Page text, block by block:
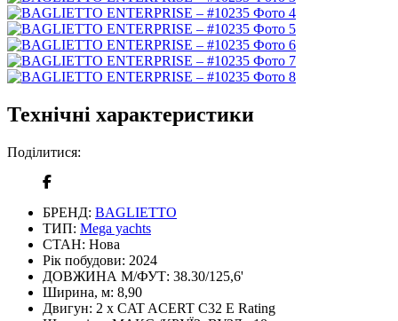
Технічні характеристики
Поділитися:
БРЕНД: BAGLIETTO
ТИП: Mega yachts
СТАН: Нова
Рік побудови: 2024
ДОВЖИНА М/ФУТ: 38.30/125,6'
Ширина, м: 8,90
Двигун: 2 x CAT ACERT C32 E Rating